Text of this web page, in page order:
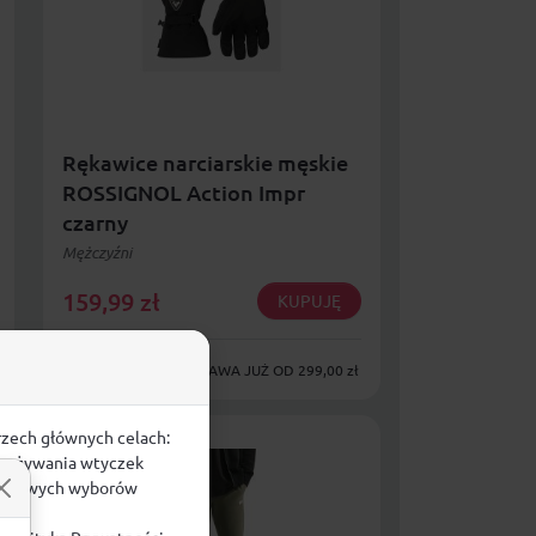
Rękawice narciarskie męskie
ROSSIGNOL Action Impr
czarny
Mężczyźni
159,99 zł KUPUJĘ
DARMOWA DOSTAWA JUŻ OD 299,00 zł
głównych celach:
używania wtyczek
wyborów